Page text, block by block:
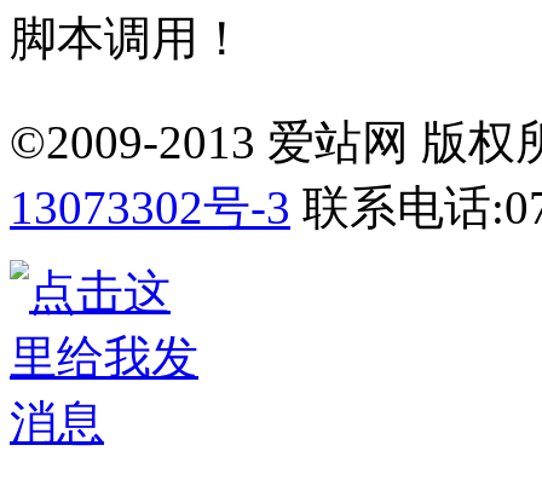
脚本调用！
©2009-2013 爱站网 版权
13073302号-3 联系电话